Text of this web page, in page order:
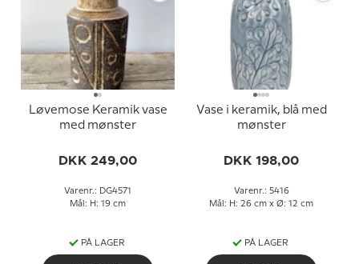
Løvemose Keramik vase
med mønster
DKK 249,00
Varenr.: DG4571
Mål: H: 19 cm
PÅ LAGER
Vase i keramik, blå med
mønster
DKK 198,00
Varenr.: 5416
Mål: H: 26 cm x Ø: 12 cm
PÅ LAGER